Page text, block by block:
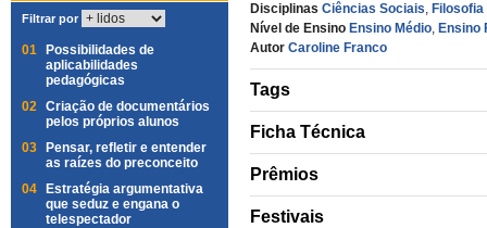
Filtrar por
01
Possibilidades de
aplicabilidades
pedagógicas
02 Criação de documentários
pelos próprios alunos
03
Pensar, refletir e entender
as raízes do preconceito
04
Estratégia argumentativa
que seduz e engana o
telespectador
Disciplinas Ciências Sociais, Filosofia
Nível de Ensino Ensino Médio, Ensino
Autor Caroline Franco
Tags
Ficha Técnica
Prêmios
Festivais